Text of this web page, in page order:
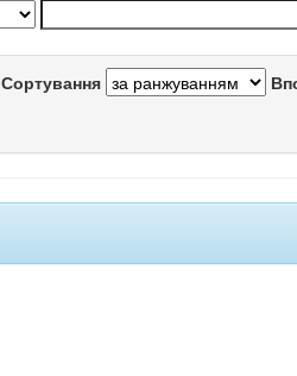
Сортування